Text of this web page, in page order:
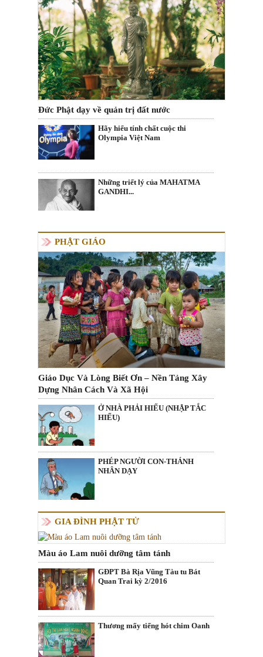
Đức Phật dạy về quản trị đất nước
Hãy hiểu tính chất cuộc thi
Olympia Việt Nam
Những triết lý của MAHATMA
GANDHI...
PHẬT GIÁO
Giáo Dục Và Lòng Biết Ơn – Nền Tảng Xây
Dựng Nhân Cách Và Xã Hội
Ở NHÀ PHẢI HIẾU (NHẬP TẮC
HIẾU)
PHÉP NGƯỜI CON-THÁNH
NHÂN DẠY
GIA ĐÌNH PHẬT TỬ
Màu áo Lam nuôi dưỡng tâm tánh
GĐPT Bà Rịa Vũng Tàu tu Bát
Quan Trai kỳ 2/2016
Thương mấy tiếng hót chim Oanh